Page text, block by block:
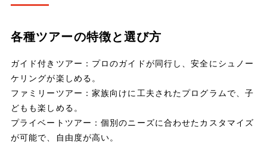
各種ツアーの特徴と選び方
ガイド付きツアー：プロのガイドが同行し、安全にシュノー
ケリングが楽しめる。
ファミリーツアー：家族向けに工夫されたプログラムで、子
どもも楽しめる。
プライベートツアー：個別のニーズに合わせたカスタマイズ
が可能で、自由度が高い。